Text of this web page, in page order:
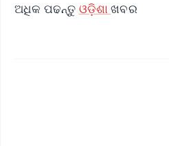
ଅଧିକ ପଢନ୍ତୁ ଓଡ଼ିଶାଖବର